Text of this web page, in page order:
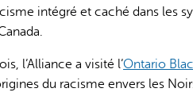
intégré et caché dans les
l’Alliance a visité l’Ontario
du racisme envers les